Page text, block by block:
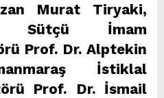
Murat Tiryaki,
Sütçü İmam
Prof. Dr. Alptekin
İstiklal
Prof. Dr. İsmail